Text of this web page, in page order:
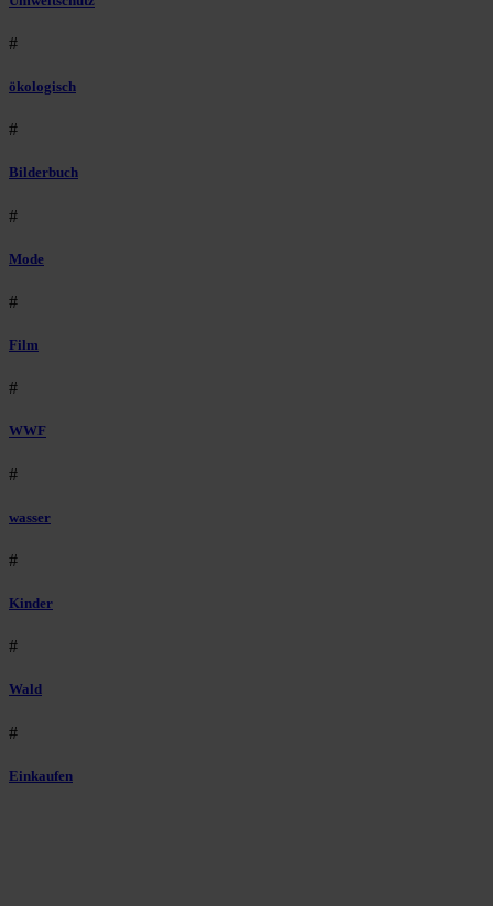
#
ökologisch
#
Bilderbuch
#
Mode
#
Film
#
WWF
#
wasser
#
Kinder
#
Wald
#
Einkaufen